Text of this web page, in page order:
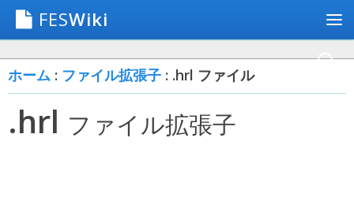
FESWiki
ホーム : ファイル拡張子 : .hrl ファイル
.hrl ファイル拡張子